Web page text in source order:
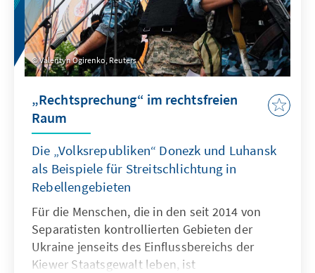
Valentyn Ogirenko, Reuters
„Rechtsprechung“ im rechtsfreien
Raum
Die „Volksrepubliken“ Donezk und Luhansk
als Beispiele für Streitschlichtung in
Rebellengebieten
Für die Menschen, die in den seit 2014 von
Separatisten kontrollierten Gebieten der
Ukraine jenseits des Einfluss­­bereichs der
Kiewer Staatsgewalt leben, ist